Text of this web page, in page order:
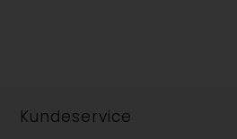
Kundeservice